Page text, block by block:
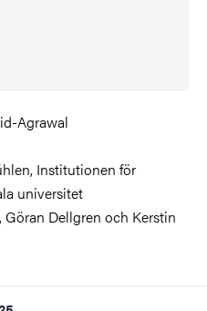
Agrawal
Institutionen för
universitet
Göran Dellgren och Kerstin